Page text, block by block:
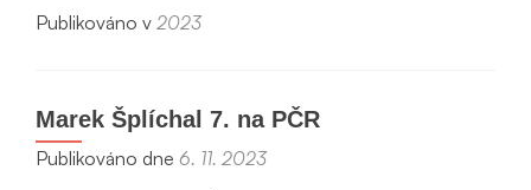
Publikováno v 2023
Marek Šplíchal 7. na PČR
Publikováno dne 6. 11. 2023